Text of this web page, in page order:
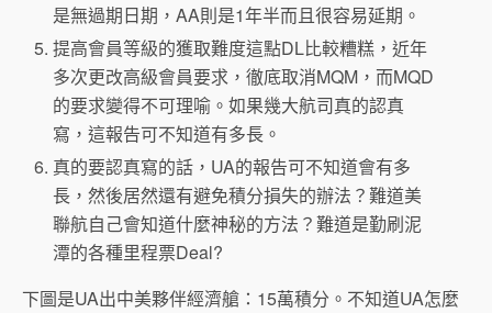
是無過期日期，AA則是1年半而且很容易延期。
提高會員等級的獲取難度這點DL比較糟糕，近年
多次更改高級會員要求，徹底取消MQM，而MQD
的要求變得不可理喻。如果幾大航司真的認真
寫，這報告可不知道有多長。
真的要認真寫的話，UA的報告可不知道會有多
長，然後居然還有避免積分損失的辦法？難道美
聯航自己會知道什麼神秘的方法？難道是勤刷泥
潭的各種里程票Deal?
下圖是UA出中美夥伴經濟艙：15萬積分。不知道UA怎麼